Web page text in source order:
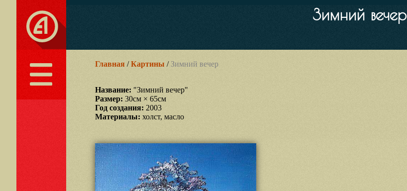
Зимний вечер
Главная / Картины / Зимний вечер
Название: "Зимний вечер"
Размер: 30см × 65см
Год создания: 2003
Материалы: холст, масло